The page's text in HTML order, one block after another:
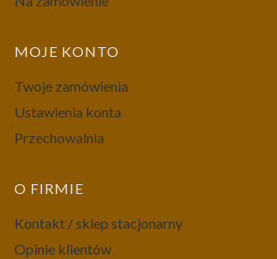
MOJE KONTO
Twoje zamówienia
Ustawienia konta
Przechowalnia
O FIRMIE
Kontakt / sklep stacjonarny
Opinie klientów